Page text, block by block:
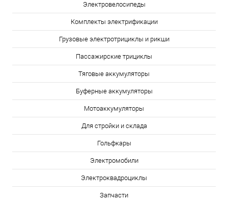
Электровелосипеды
Комплекты электрификации
Грузовые электротрициклы и рикши
Пассажирские трициклы
Тяговые аккумуляторы
Буферные аккумуляторы
Мотоаккумуляторы
Для стройки и склада
Гольфкары
Электромобили
Электроквадроциклы
Запчасти